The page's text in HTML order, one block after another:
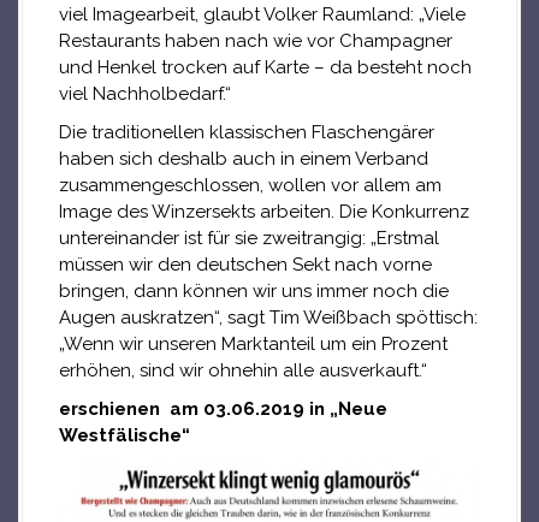
viel Imagearbeit, glaubt Volker Raumland: „Viele
Restaurants haben nach wie vor Champagner
und Henkel trocken auf Karte – da besteht noch
viel Nachholbedarf.“
Die traditionellen klassischen Flaschengärer
haben sich deshalb auch in einem Verband
zusammengeschlossen, wollen vor allem am
Image des Winzersekts arbeiten. Die Konkurrenz
untereinander ist für sie zweitrangig: „Erstmal
müssen wir den deutschen Sekt nach vorne
bringen, dann können wir uns immer noch die
Augen auskratzen“, sagt Tim Weißbach spöttisch:
„Wenn wir unseren Marktanteil um ein Prozent
erhöhen, sind wir ohnehin alle ausverkauft.“
erschienen am 03.06.2019 in „Neue
Westfälische“